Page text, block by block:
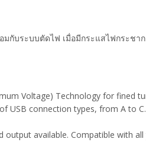
มกับระบบตัดไฟ เมื่อมีกระแสไฟกระชาก
Voltage) Technology for fined
USB connection types, from A to C.
output available. Compatible with